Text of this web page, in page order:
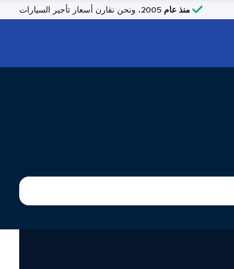
منذ عام